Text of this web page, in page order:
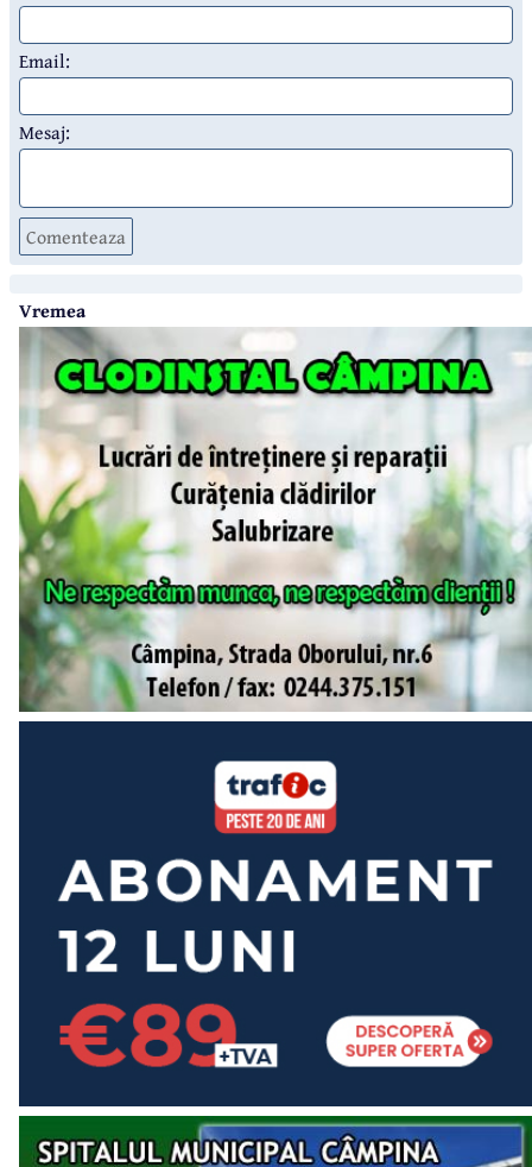
Email:
Mesaj:
Comenteaza
Vremea